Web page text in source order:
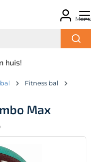
Menu
huis!
Fitness bal
Max